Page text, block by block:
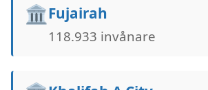
🏛️Fujairah
118.933 invånare